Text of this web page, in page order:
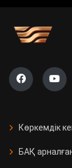
Көркемдік
БАҚ